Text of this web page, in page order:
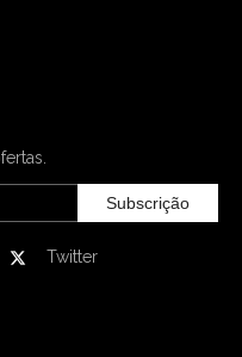
Subscrição
Twitter